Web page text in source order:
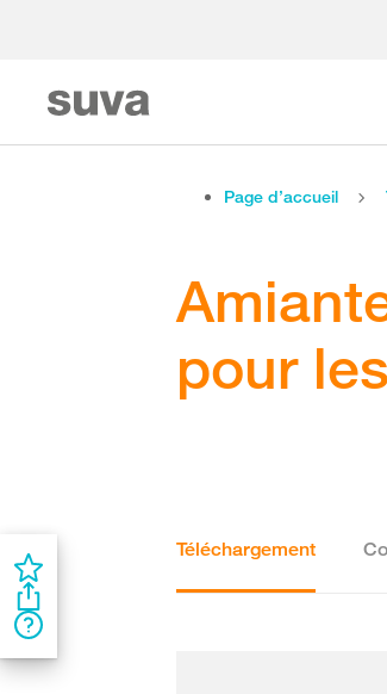
Page d’accueil
pour
Téléchargement